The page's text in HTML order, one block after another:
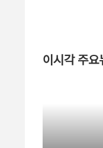
이시각 주요